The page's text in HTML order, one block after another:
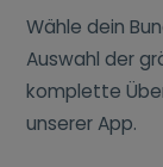
Wähle dein
Auswahl der
komplette
unserer App.